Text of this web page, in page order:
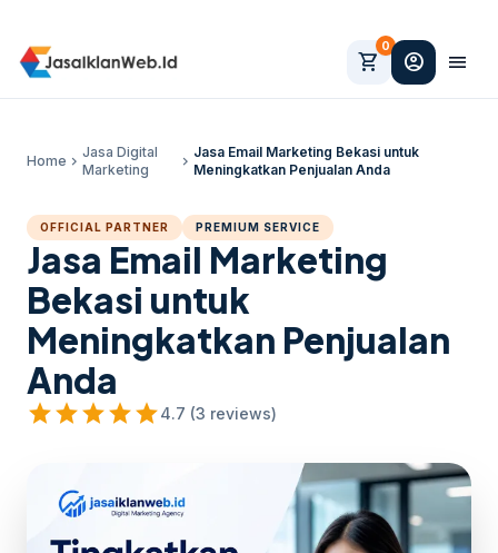
shopping_cart
0
account_circle menu
Home chevron_right
Jasa Digital
Marketing
chevron_right
Jasa Email Marketing Bekasi untuk
Meningkatkan Penjualan Anda
OFFICIAL PARTNER PREMIUM SERVICE
Jasa Email Marketing
Bekasi untuk
Meningkatkan Penjualan
Anda
starstarstarstarstar4.7 (3 reviews)